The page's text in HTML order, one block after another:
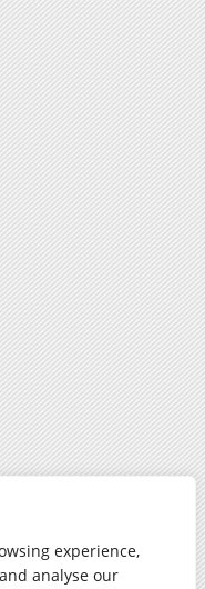
experience,
analyse our